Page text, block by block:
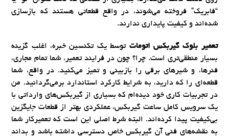
“فابریک” فروخته می‌شوند، در واقع قطعاتی هستند که بازسازی
شده‌اند و کیفیت پایداری ندارند.
تعمیر بلوک گیربکس اتومات توسط یک تکنسین خبره، اغلب گزینه
بسیار منطقی‌تری است. چرا؟ چون در فرایند تعمیر، شما تمام مجاری،
فنرها، و شیرهای برقی را بازبینی و تمیز می‌کنید. در واقع، شما
قطعه‌ای را که دارید، به شرایط کارکرد استاندارد برمی‌گردانید. من
در تجربیات کاری خود دیده‌ام که بسیاری از گیربکس‌های وارداتی با
یک سرویس کامل ساعت گیربکس، عملکردی بهتر از قطعات جایگزین
بی‌کیفیت پیدا کرده‌اند. البته شرط اصلی این است که تعمیرکار شما
به نقشه‌های فنی آن گیربکس خاص دسترسی داشته باشد و بداند